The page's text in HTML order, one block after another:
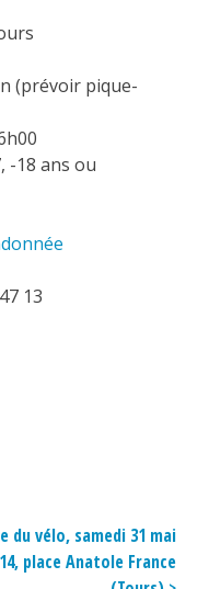
(prévoir pique-
-18 ans ou
13
du vélo, samedi 31 mai
place Anatole France